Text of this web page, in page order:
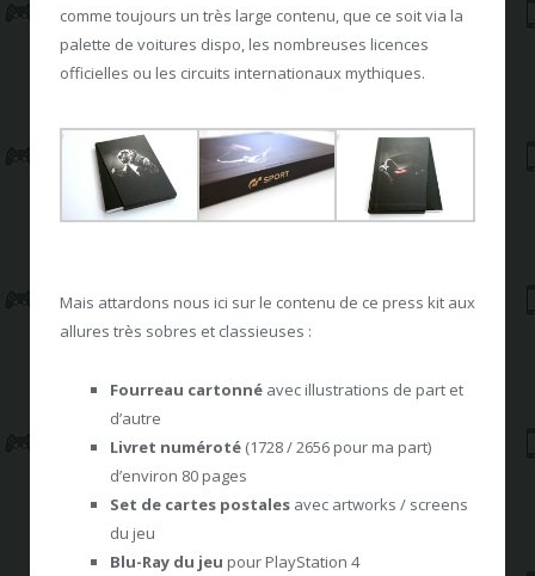
comme toujours un très large contenu, que ce soit via la
palette de voitures dispo, les nombreuses licences
officielles ou les circuits internationaux mythiques.
Mais attardons nous ici sur le contenu de ce press kit aux
allures très sobres et classieuses :
Fourreau cartonné avec illustrations de part et
d’autre
Livret numéroté (1728 / 2656 pour ma part)
d’environ 80 pages
Set de cartes postales avec artworks / screens
du jeu
Blu-Ray du jeu pour PlayStation 4